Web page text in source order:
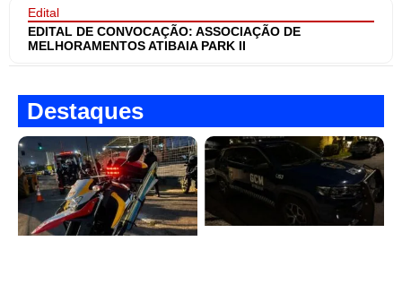
Edital
EDITAL DE CONVOCAÇÃO: ASSOCIAÇÃO DE
MELHORAMENTOS ATIBAIA PARK II
Destaques